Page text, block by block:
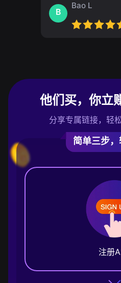
B
Bao L
他们买，你立
分享专属链接，轻
简单三步
注册